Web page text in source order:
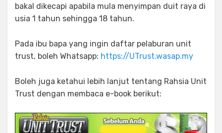
bakal dikecapi apabila mula menyimpan duit raya di
usia 1 tahun sehingga 18 tahun.
Pada ibu bapa yang ingin daftar pelaburan unit
trust, boleh Whatsapp: https://UTrust.wasap.my
Boleh juga ketahui lebih lanjut tentang Rahsia Unit
Trust dengan membaca e-book berikut: